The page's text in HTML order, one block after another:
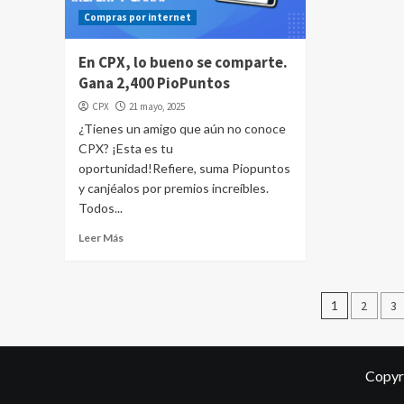
Compras por internet
En CPX, lo bueno se comparte.
Gana 2,400 PioPuntos
CPX 21 mayo, 2025
¿Tienes un amigo que aún no conoce
CPX? ¡Esta es tu
oportunidad!Refiere, suma Piopuntos
y canjéalos por premios increíbles.
Todos...
Leer Más
1 2 3